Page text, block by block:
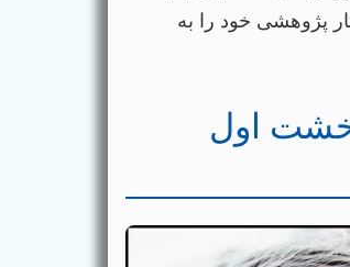
پژوهشی خود را به
خشت اول